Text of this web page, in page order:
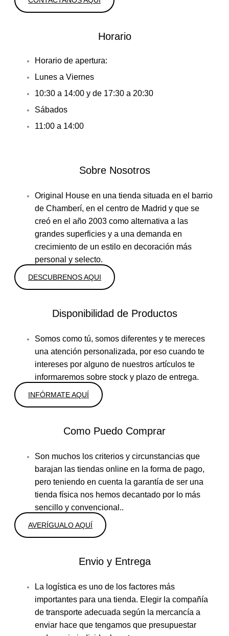
Horario
Horario de apertura:
Lunes a Viernes
10:30 a 14:00 y de 17:30 a 20:30
Sábados
11:00 a 14:00
Sobre Nosotros
Original House en una tienda situada en el barrio
de Chamberí, en el centro de Madrid y que se
creó en el año 2003 como alternativa a las
grandes superficies y a una demanda en
crecimiento de un estilo en decoración más
personal y selecto.
DESCUBRENOS AQUI
Disponibilidad de Productos
Somos como tú, somos diferentes y te mereces
una atención personalizada, por eso cuando te
intereses por alguno de nuestros artículos te
informaremos sobre stock y plazo de entrega.
INFÓRMATE AQUÍ
Como Puedo Comprar
Son muchos los criterios y circunstancias que
barajan las tiendas online en la forma de pago,
pero teniendo en cuenta la garantía de ser una
tienda física nos hemos decantado por lo más
sencillo y convencional..
AVERÍGUALO AQUÍ
Envio y Entrega
La logística es uno de los factores más
importantes para una tienda. Elegir la compañía
de transporte adecuada según la mercancía a
enviar hace que tengamos que presupuestar